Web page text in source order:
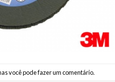
você podefazer um comentário.